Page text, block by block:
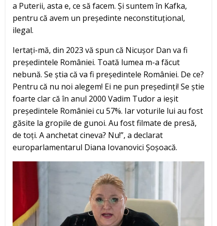
a Puterii, asta e, ce să facem. Și suntem în Kafka,
pentru că avem un președinte neconstituțional,
ilegal.
Iertați-mă, din 2023 vă spun că Nicușor Dan va fi
președintele României. Toată lumea m-a făcut
nebună. Se știa că va fi președintele României. De ce?
Pentru că nu noi alegem! Ei ne pun președinți! Se știe
foarte clar că în anul 2000 Vadim Tudor a ieșit
președintele României cu 57%. Iar voturile lui au fost
găsite la gropile de gunoi. Au fost filmate de presă,
de toți. A anchetat cineva? Nu!”, a declarat
europarlamentarul Diana Iovanovici Șoșoacă.